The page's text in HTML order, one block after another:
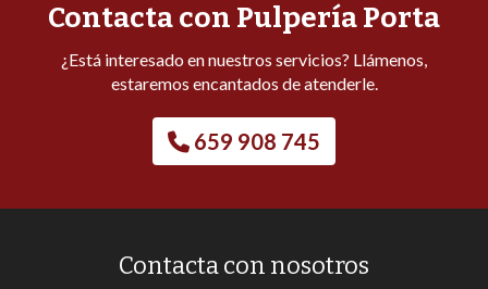
Contacta con Pulpería Porta
¿Está interesado en nuestros servicios? Llámenos,
estaremos encantados de atenderle.
659 908 745
Contacta con nosotros